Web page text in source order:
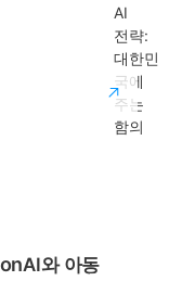
AI
전략:
대한민
국에
주는
함의
AI와 아동